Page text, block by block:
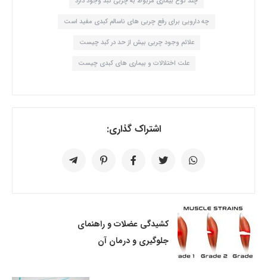
چه دارویی برای رفع چربی های ناسالم کبدی مفید است
علائم وجود چربی بیش از حد در کبد چیست
علت اختلالات و بیماری های کبدی چیست
اشتراک گذاری:
کشیدگی عضلات و راهنمای
جلوگیری و درمان آن